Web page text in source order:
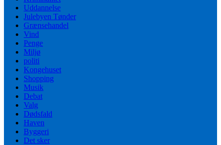
Uddannelse
Julebyen Tønder
Grænsehandel
Vind
Penge
Miljø
politi
Kongehuset
Shopping
Musik
Debat
Valg
Dødsfald
Haven
Byggeri
Det sker